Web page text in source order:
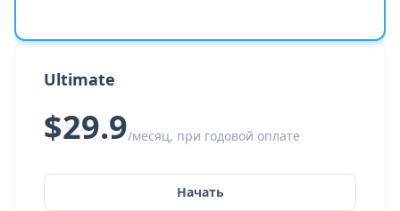
Ultimate
$29.9/месяц, при годовой оплате
Начать